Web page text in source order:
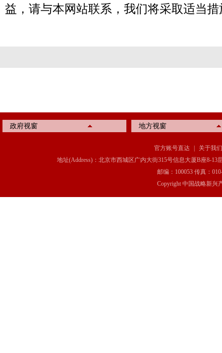
益，请与本网站联系，我们将采取适当措
政府视窗 地方视窗
官方账号直达
关于我们
地址(Address)：北京市西城区广内大街315号信息大厦B座8-13
邮编：100053 传真：
Copyright 中国战略新兴